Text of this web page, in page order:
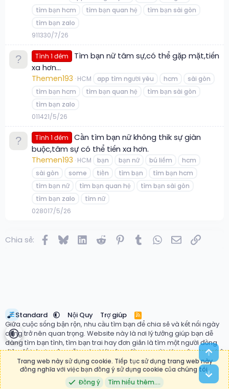
tìm bạn hcm
tìm bạn quan hệ
tìm bạn sài gòn
tìm bạn zalo
911330/7/26
Tình 1 đêm
Tìm bạn nữ tâm sự,có thể gặp mặt,tiến
xa hơn…
Themen193 HCM app tìm người yêu hcm
sài gòn
tìm bạn hcm
tìm bạn quan hệ
tìm bạn sài gòn
tìm bạn zalo
011421/5/26
Tình 1 đêm
Cần tìm bạn nữ không thik sự giàn
buộc,tâm sự có thể tiến xa hơn.
Themen193 HCM bạn bạn nữ bú liếm
hcm
sài gòn
some tiền tìm bạn
tìm bạn hcm
tìm bạn nữ
tìm bạn quan hệ
tìm bạn sài gòn
tìm bạn zalo
tìm nữ
028017/5/26
Chia sẻ: Facebook
BlueskyLinkedInReddit Pinterest
Tumblr WhatsApp
EmailLink
Standard Nội Quy Trợ giúp
R
S
S
Giữa cuộc sống bận rộn, nhu cầu tìm bạn để chia sẻ và kết nối ngày
càng trở nên quan trọng. Website này là nơi lý tưởng giúp bạn dễ
dàng tìm bạn tình, tìm bạn trai hay đơn giản là tìm một người đồng
điệu để trò chuyện mỗi ngày. Với cộng đồng người dùng đa dạng, hệ
thống ghép đôi thông minh và giao diện thân thiện, bạn có thể
nhanh chóng tìm thấy mối quan hệ phù hợp với mong muốn của
mình. Đừng ngần ngại bắt đầu hành trình kết nối ngay hôm nay tại
Trang web này sử dụng cookie. Tiếp tục sử dụng trang web này
đồng nghĩa với việc bạn đồng ý sử dụng cookie của chúng tôi.
Đồng ý
Tìm hiểu thêm.…
Top
☰